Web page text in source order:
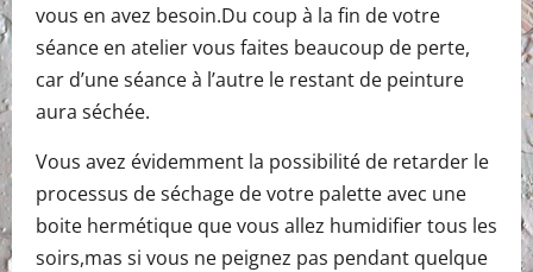
vous en avez besoin.Du coup à la fin de votre
séance en atelier vous faites beaucoup de perte,
car d’une séance à l’autre le restant de peinture
aura séchée.
Vous avez évidemment la possibilité de retarder le
processus de séchage de votre palette avec une
boite hermétique que vous allez humidifier tous les
soirs,mas si vous ne peignez pas pendant quelque